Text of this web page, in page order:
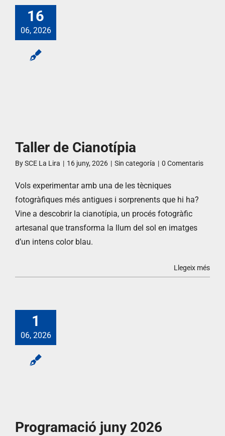
16
06, 2026
Taller de Cianotípia
BySCE La Lira | 16 juny, 2026 | Sin categoría | 0 Comentaris
Vols experimentar amb una de les tècniques
fotogràfiques més antigues i sorprenents que hi ha?
Vine a descobrir la cianotípia, un procés fotogràfic
artesanal que transforma la llum del sol en imatges
d’un intens color blau.
Llegeix més
1
06, 2026
Programació juny 2026